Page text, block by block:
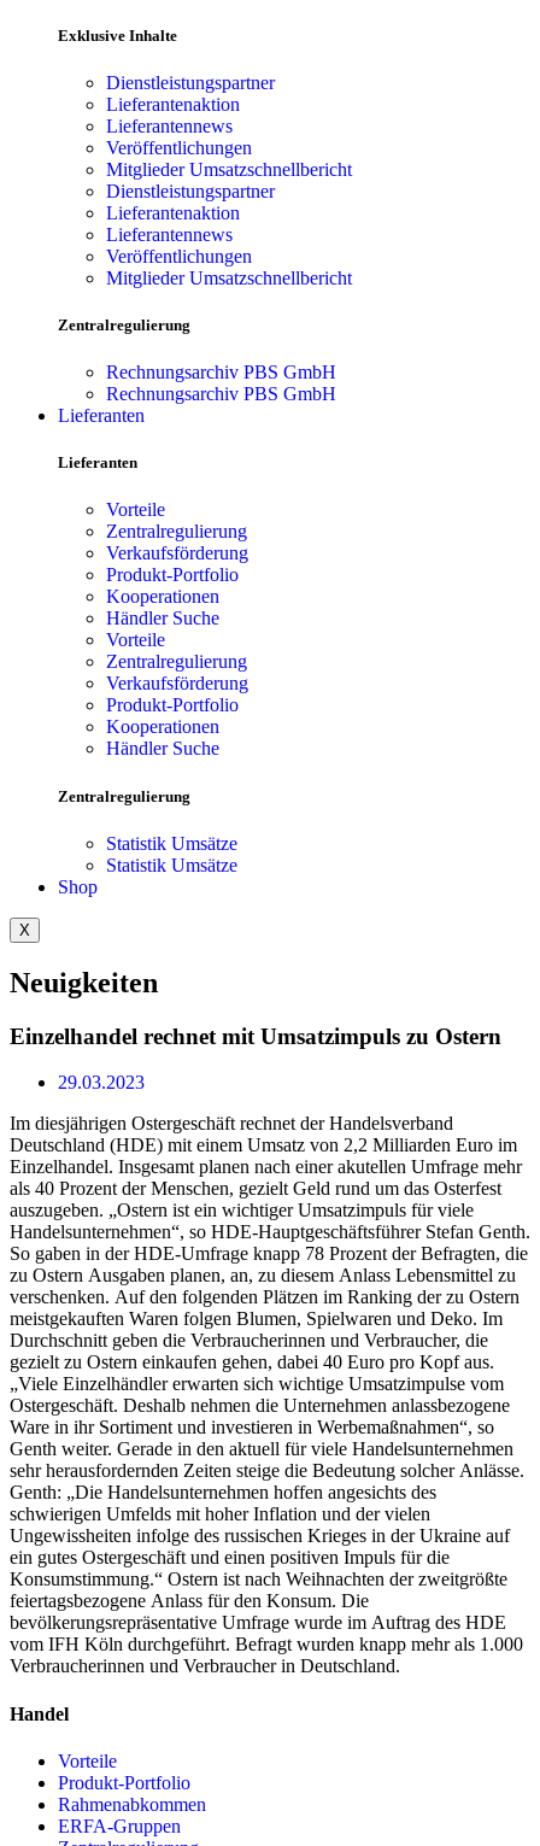
Exklusive Inhalte
Dienstleistungspartner
Lieferantenaktion
Lieferantennews
Veröffentlichungen
Mitglieder Umsatzschnellbericht
Dienstleistungspartner
Lieferantenaktion
Lieferantennews
Veröffentlichungen
Mitglieder Umsatzschnellbericht
Zentralregulierung
Rechnungsarchiv PBS GmbH
Rechnungsarchiv PBS GmbH
Lieferanten
Lieferanten
Vorteile
Zentralregulierung
Verkaufsförderung
Produkt-Portfolio
Kooperationen
Händler Suche
Vorteile
Zentralregulierung
Verkaufsförderung
Produkt-Portfolio
Kooperationen
Händler Suche
Zentralregulierung
Statistik Umsätze
Statistik Umsätze
Shop
X
Neuigkeiten
Einzelhandel rechnet mit Umsatzimpuls zu Ostern
29.03.2023
Im diesjährigen Ostergeschäft rechnet der Handelsverband
Deutschland (HDE) mit einem Umsatz von 2,2 Milliarden Euro im
Einzelhandel. Insgesamt planen nach einer akutellen Umfrage mehr
als 40 Prozent der Menschen, gezielt Geld rund um das Osterfest
auszugeben. „Ostern ist ein wichtiger Umsatzimpuls für viele
Handelsunternehmen“, so HDE-Hauptgeschäftsführer Stefan Genth.
So gaben in der HDE-Umfrage knapp 78 Prozent der Befragten, die
zu Ostern Ausgaben planen, an, zu diesem Anlass Lebensmittel zu
verschenken. Auf den folgenden Plätzen im Ranking der zu Ostern
meistgekauften Waren folgen Blumen, Spielwaren und Deko. Im
Durchschnitt geben die Verbraucherinnen und Verbraucher, die
gezielt zu Ostern einkaufen gehen, dabei 40 Euro pro Kopf aus.
„Viele Einzelhändler erwarten sich wichtige Umsatzimpulse vom
Ostergeschäft. Deshalb nehmen die Unternehmen anlassbezogene
Ware in ihr Sortiment und investieren in Werbemaßnahmen“, so
Genth weiter. Gerade in den aktuell für viele Handelsunternehmen
sehr herausfordernden Zeiten steige die Bedeutung solcher Anlässe.
Genth: „Die Handelsunternehmen hoffen angesichts des
schwierigen Umfelds mit hoher Inflation und der vielen
Ungewissheiten infolge des russischen Krieges in der Ukraine auf
ein gutes Ostergeschäft und einen positiven Impuls für die
Konsumstimmung.“ Ostern ist nach Weihnachten der zweitgrößte
feiertagsbezogene Anlass für den Konsum. Die
bevölkerungsrepräsentative Umfrage wurde im Auftrag des HDE
vom IFH Köln durchgeführt. Befragt wurden knapp mehr als 1.000
Verbraucherinnen und Verbraucher in Deutschland.
Handel
Vorteile
Produkt-Portfolio
Rahmenabkommen
ERFA-Gruppen